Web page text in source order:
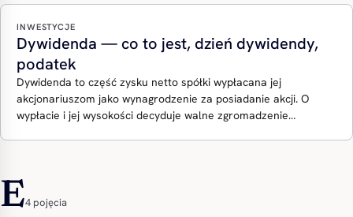
INWESTYCJE
Dywidenda — co to jest, dzień dywidendy,
podatek
Dywidenda to część zysku netto spółki wypłacana jej
akcjonariuszom jako wynagrodzenie za posiadanie akcji. O
wypłacie i jej wysokości decyduje walne zgromadzenie…
E4 pojęcia